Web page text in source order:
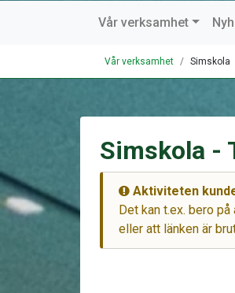
Vår verksamhet
Vår verksamhet Simskola
Simskola -
Aktiviteten
Det kan t.ex. bero
eller att länken är